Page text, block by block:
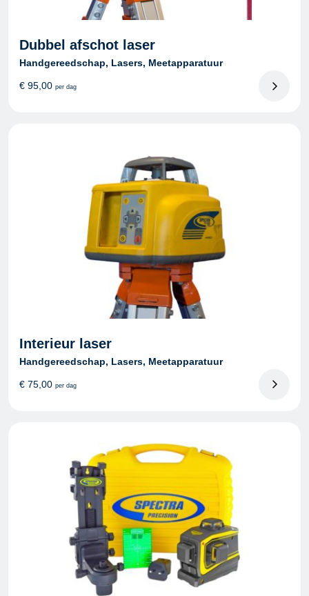
Dubbel afschot laser
Handgereedschap, Lasers, Meetapparatuur
€ 95,00 per dag
Interieur laser
Handgereedschap, Lasers, Meetapparatuur
€ 75,00 per dag